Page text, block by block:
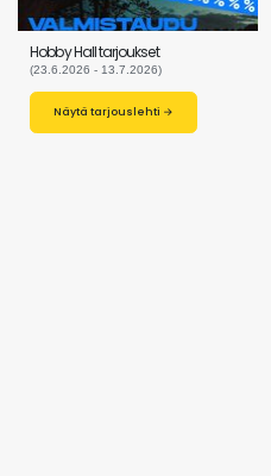
Hobby Hall tarjoukset
(23.6.2026 - 13.7.2026)
Näytä tarjouslehti →